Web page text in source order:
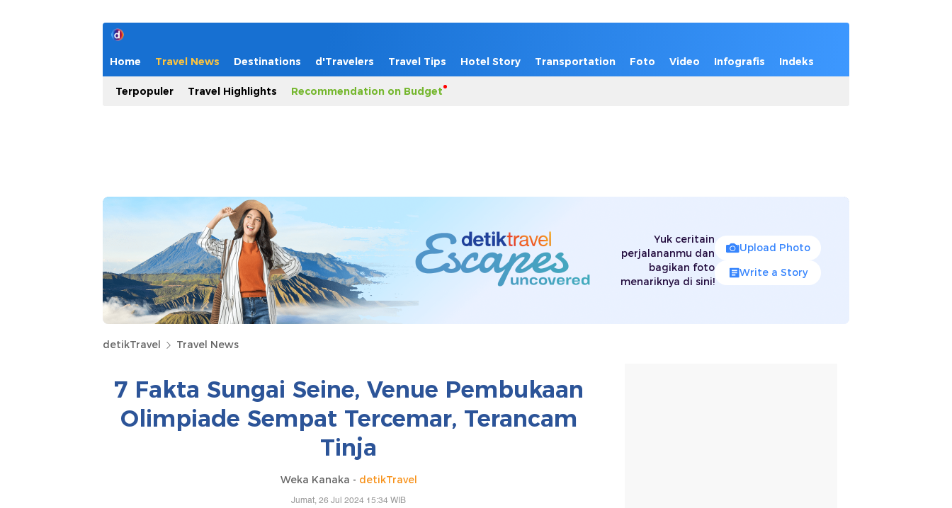
Home Travel News Destinations d'Travelers Travel Tips Hotel Story Transportation Foto Video Infografis Indeks
Terpopuler Travel Highlights Recommendation on Budget
Yuk ceritain
perjalananmu dan
bagikan foto
menariknya di sini!
Upload Photo
Write a Story
detikTravel Travel News
7 Fakta Sungai Seine, Venue Pembukaan
Olimpiade Sempat Tercemar, Terancam
Tinja
Weka Kanaka - detikTravel
Jumat, 26 Jul 2024 15:34 WIB